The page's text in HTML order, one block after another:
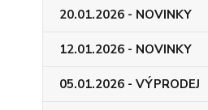
20.01.2026 - NOVINKY
12.01.2026 - NOVINKY
05.01.2026 - VÝPRODEJ